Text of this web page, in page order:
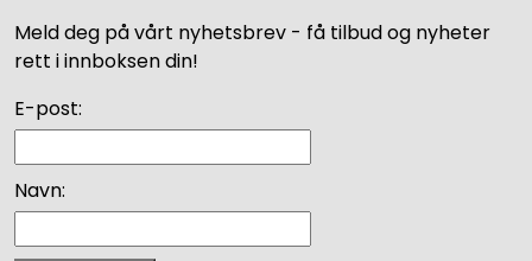
Meld deg på vårt nyhetsbrev - få tilbud og nyheter
rett i innboksen din!
E-post:
Navn: